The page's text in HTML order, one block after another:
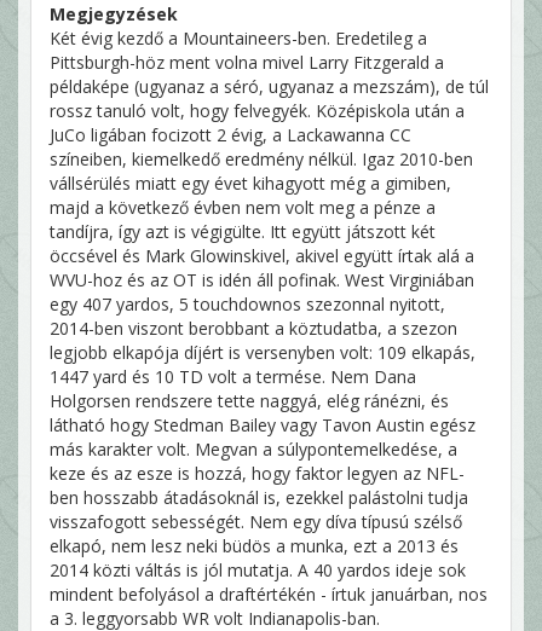
Megjegyzések
Két évig kezdő a Mountaineers-ben. Eredetileg a
Pittsburgh-höz ment volna mivel Larry Fitzgerald a
példaképe (ugyanaz a séró, ugyanaz a mezszám), de túl
rossz tanuló volt, hogy felvegyék. Középiskola után a
JuCo ligában focizott 2 évig, a Lackawanna CC
színeiben, kiemelkedő eredmény nélkül. Igaz 2010-ben
vállsérülés miatt egy évet kihagyott még a gimiben,
majd a következő évben nem volt meg a pénze a
tandíjra, így azt is végigülte. Itt együtt játszott két
öccsével és Mark Glowinskivel, akivel együtt írtak alá a
WVU-hoz és az OT is idén áll pofinak. West Virginiában
egy 407 yardos, 5 touchdownos szezonnal nyitott,
2014-ben viszont berobbant a köztudatba, a szezon
legjobb elkapója díjért is versenyben volt: 109 elkapás,
1447 yard és 10 TD volt a termése. Nem Dana
Holgorsen rendszere tette naggyá, elég ránézni, és
látható hogy Stedman Bailey vagy Tavon Austin egész
más karakter volt. Megvan a súlypontemelkedése, a
keze és az esze is hozzá, hogy faktor legyen az NFL-
ben hosszabb átadásoknál is, ezekkel palástolni tudja
visszafogott sebességét. Nem egy díva típusú szélső
elkapó, nem lesz neki büdös a munka, ezt a 2013 és
2014 közti váltás is jól mutatja. A 40 yardos ideje sok
mindent befolyásol a draftértékén - írtuk januárban, nos
a 3. leggyorsabb WR volt Indianapolis-ban.